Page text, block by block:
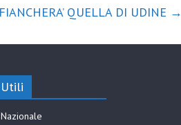
QUELLA DI UDINE →
Utili
Nazionale